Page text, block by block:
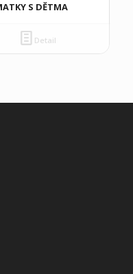
S DĚTMA
Detail